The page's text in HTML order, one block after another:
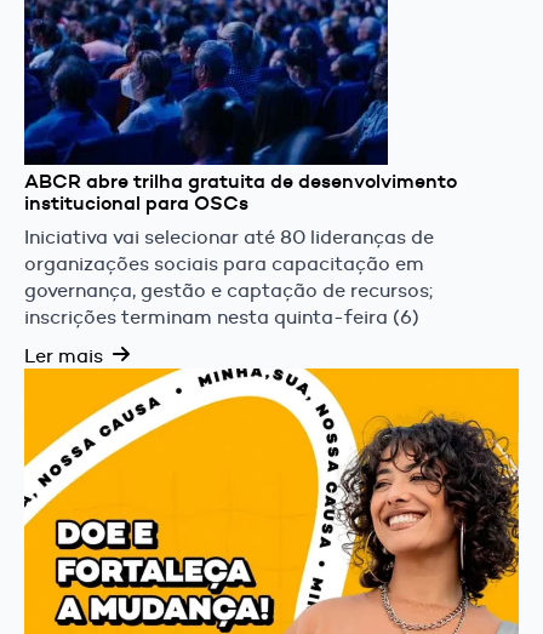
ABCR abre trilha gratuita de desenvolvimento
institucional para OSCs
Iniciativa vai selecionar até 80 lideranças de
organizações sociais para capacitação em
governança, gestão e captação de recursos;
inscrições terminam nesta quinta-feira (6)
Ler mais